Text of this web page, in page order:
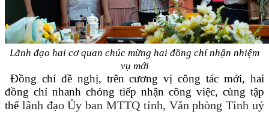
Lãnh đạo hai cơ quan chúc mừng hai đồng chí nhận nhiệm
vụ mới
Đồng chí đề nghị, trên cương vị công tác mới, hai
đồng chí nhanh chóng tiếp nhận công việc, cùng tập
thể lãnh đạo Ủy ban MTTQ tỉnh, Văn phòng Tỉnh uỷ